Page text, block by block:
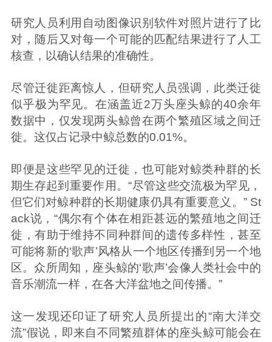
研究人员利用自动图像识别软件对照片进行了比
对，随后又对每一个可能的匹配结果进行了人工
核查，以确认结果的准确性。
尽管迁徙距离惊人，但研究人员强调，此类迁徙
似乎极为罕见。在涵盖近2万头座头鲸的40余年
数据中，仅发现两头鲸曾在两个繁殖区域之间迁
徙。这仅占记录中鲸总数的0.01%。
即便是这些罕见的迁徙，也可能对鲸类种群的长
期生存起到重要作用。“尽管这些交流极为罕见，
但它们对鲸种群的长期健康仍具有重要意义。” St
ack说，“偶尔有个体在相距甚远的繁殖地之间迁
徙，有助于维持不同种群间的遗传多样性，甚至
可能将新的‘歌声’风格从一个地区传播到另一个地
区。众所周知，座头鲸的‘歌声’会像人类社会中的
音乐潮流一样，在各大洋盆地之间传播。”
这一发现还印证了研究人员所提出的“南大洋交
流”假说，即来自不同繁殖群体的座头鲸可能会在